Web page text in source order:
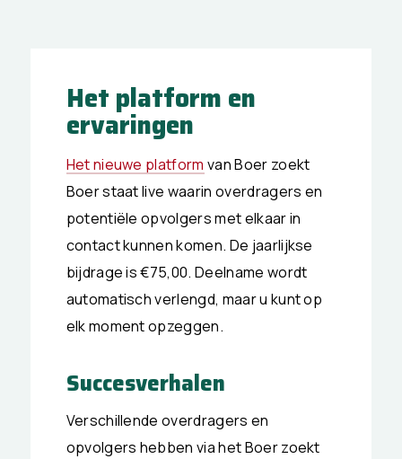
Het platform en
ervaringen
Het nieuwe platform van Boer zoekt
Boer staat live waarin overdragers en
potentiële opvolgers met elkaar in
contact kunnen komen. De jaarlijkse
bijdrage is €75,00. Deelname wordt
automatisch verlengd, maar u kunt op
elk moment opzeggen.
Succesverhalen
Verschillende overdragers en
opvolgers hebben via het Boer zoekt